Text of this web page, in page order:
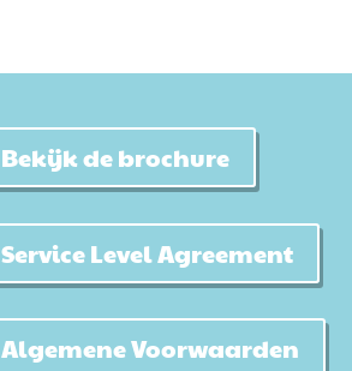
Bekijk de brochure
Service Level Agreement
Algemene Voorwaarden